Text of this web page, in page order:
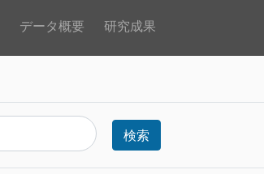
データ概要 研究成果
検索